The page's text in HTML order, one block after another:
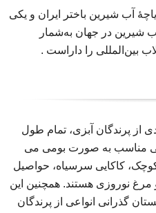
آب شیرین باختر ایران و یکی
شیرین در جهان به‌شمار
بین‌المللی را داراست .
از پرندگان آبزی، تمام طول
مناسب به صورت بومی می
کاکایی سرسیاه، حواصیل
نوروزی هستند. همچنین این
گذرانی انواعی از پرندگان